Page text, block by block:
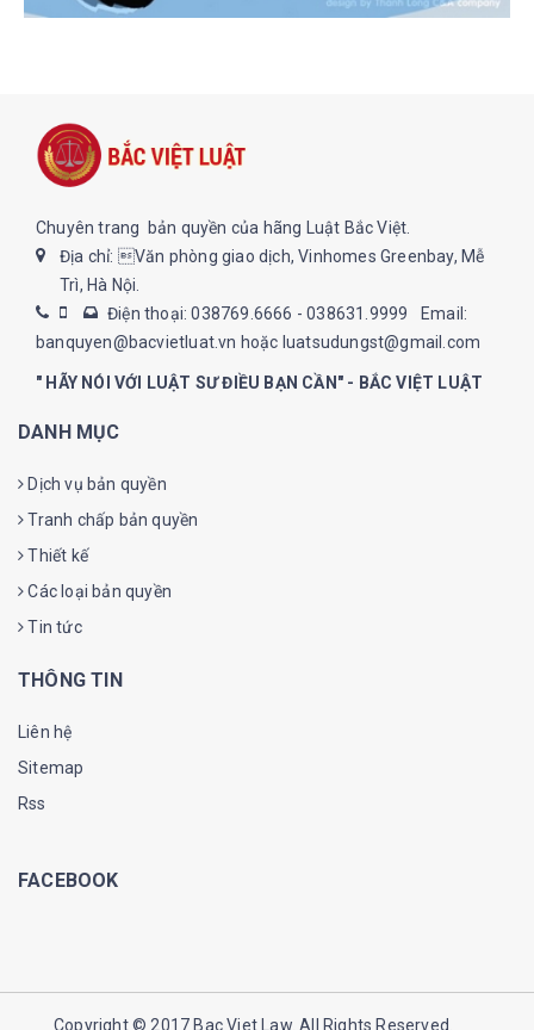
Chuyên trang bản quyền của hãng Luật Bắc Việt.
Địa chỉ: Văn phòng giao dịch, Vinhomes Greenbay, Mễ
Trì, Hà Nội.
Điện thoại: 038769.6666 - 038631.9999
Email:
banquyen@bacvietluat.vn hoặc luatsudungst@gmail.com
" HÃY NÓI VỚI LUẬT SƯ ĐIỀU BẠN CẦN" - BẮC VIỆT LUẬT
DANH MỤC
Dịch vụ bản quyền
Tranh chấp bản quyền
Thiết kế
Các loại bản quyền
Tin tức
THÔNG TIN
Liên hệ
Sitemap
Rss
FACEBOOK
Copyright © 2017 Bac Viet Law. All Rights Reserved.